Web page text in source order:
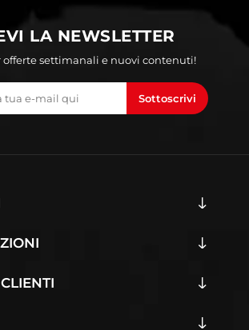
LA NEWSLETTER
offerte settimanali e nuovi contenuti!
Sottoscrivi